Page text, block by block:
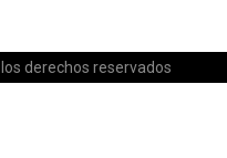
los derechos reservados